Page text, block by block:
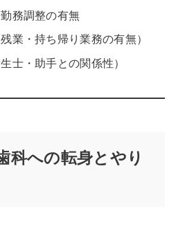
務調整の有無
業・持ち帰り業務の有無）
士・助手との関係性）
科への転身とやり